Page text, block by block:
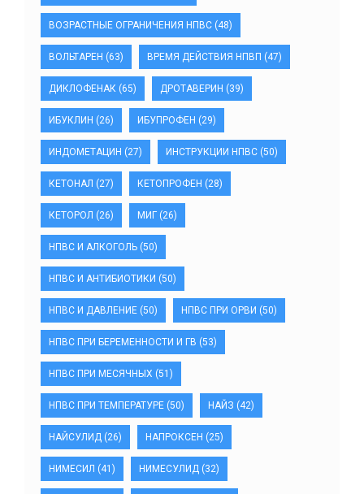
ВОЗРАСТНЫЕ ОГРАНИЧЕНИЯ НПВС (48)
ВОЛЬТАРЕН (63) ВРЕМЯ ДЕЙСТВИЯ НПВП (47)
ДИКЛОФЕНАК (65) ДРОТАВЕРИН (39)
ИБУКЛИН (26) ИБУПРОФЕН (29)
ИНДОМЕТАЦИН (27) ИНСТРУКЦИИ НПВС (50)
КЕТОНАЛ (27) КЕТОПРОФЕН (28)
КЕТОРОЛ (26) МИГ (26)
НПВС И АЛКОГОЛЬ (50)
НПВС И АНТИБИОТИКИ (50)
НПВС И ДАВЛЕНИЕ (50) НПВС ПРИ ОРВИ (50)
НПВС ПРИ БЕРЕМЕННОСТИ И ГВ (53)
НПВС ПРИ МЕСЯЧНЫХ (51)
НПВС ПРИ ТЕМПЕРАТУРЕ (50) НАЙЗ (42)
НАЙСУЛИД (26) НАПРОКСЕН (25)
НИМЕСИЛ (41) НИМЕСУЛИД (32)